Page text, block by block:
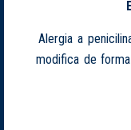
Alergia a
modifica de